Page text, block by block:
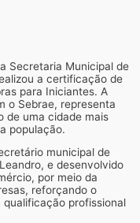
Secretaria Municipal de
a certificação de
para Iniciantes. A
o Sebrae, representa
de uma cidade mais
população.
municipal de
e desenvolvido
por meio da
reforçando o
profissional